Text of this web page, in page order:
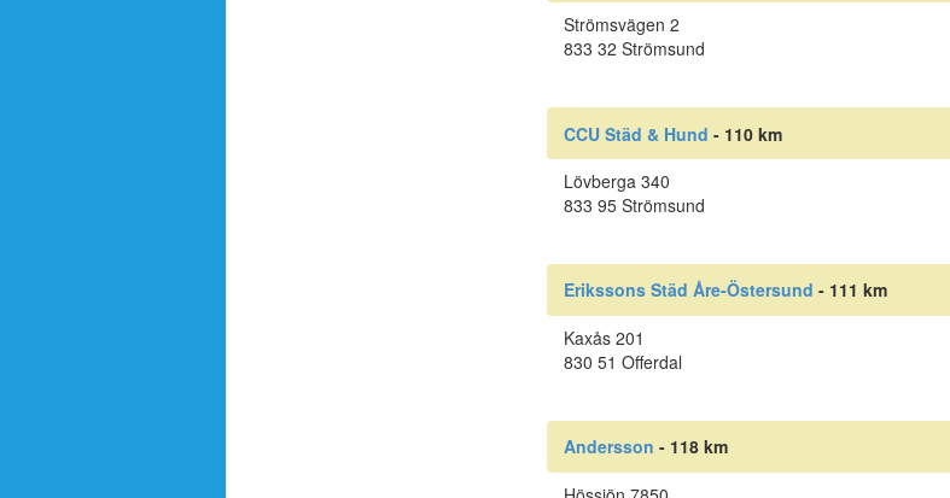
Strömsvägen 2
833 32 Strömsund
CCU Städ & Hund - 110 km
Lövberga 340
833 95 Strömsund
Erikssons Städ Åre-Östersund - 111 km
Kaxås 201
830 51 Offerdal
Andersson - 118 km